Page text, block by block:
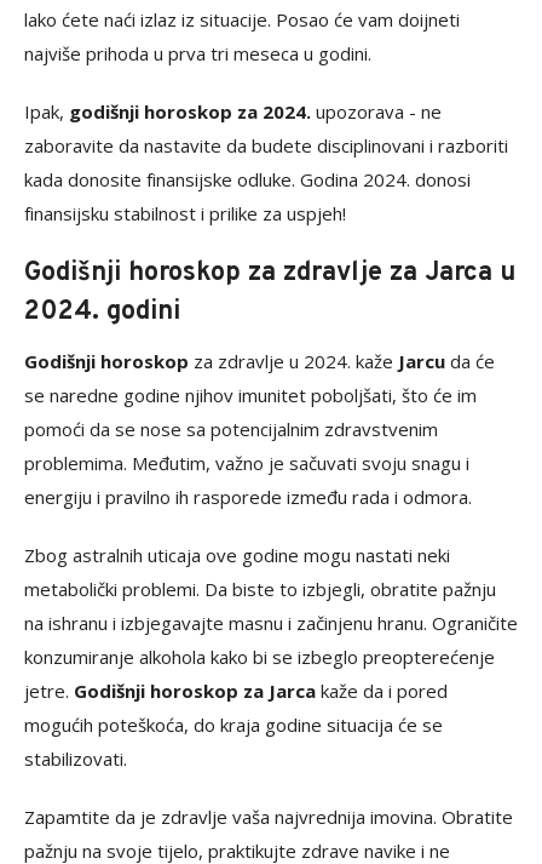
lako ćete naći izlaz iz situacije. Posao će vam doijneti
najviše prihoda u prva tri meseca u godini.
Ipak, godišnji horoskop za 2024. upozorava - ne
zaboravite da nastavite da budete disciplinovani i razboriti
kada donosite finansijske odluke. Godina 2024. donosi
finansijsku stabilnost i prilike za uspjeh!
Godišnji horoskop za zdravlje za Jarca u
2024. godini
Godišnji horoskop za zdravlje u 2024. kaže Jarcu da će
se naredne godine njihov imunitet poboljšati, što će im
pomoći da se nose sa potencijalnim zdravstvenim
problemima. Međutim, važno je sačuvati svoju snagu i
energiju i pravilno ih rasporede između rada i odmora.
Zbog astralnih uticaja ove godine mogu nastati neki
metabolički problemi. Da biste to izbjegli, obratite pažnju
na ishranu i izbjegavajte masnu i začinjenu hranu. Ograničite
konzumiranje alkohola kako bi se izbeglo preopterećenje
jetre. Godišnji horoskop za Jarca kaže da i pored
mogućih poteškoća, do kraja godine situacija će se
stabilizovati.
Zapamtite da je zdravlje vaša najvrednija imovina. Obratite
pažnju na svoje tijelo, praktikujte zdrave navike i ne